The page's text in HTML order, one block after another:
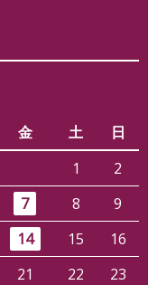
金 土
日
1
2
7 8
9
14 15
16
21 22
23